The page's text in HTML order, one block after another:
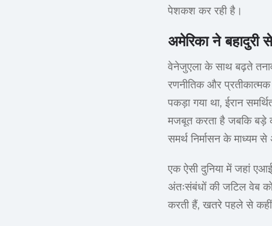
पेशकश कर रही है।
अमेरिका ने
वेनेजुएला के साथ बढ़ते
रणनीतिक और
पकड़ा गया था, ईरान
मजबूत करता है जबकि बड़े
समर्थ निर्मासन के माध्यम
एक ऐसी दुनिया में जहां
अंतःसंबंधों की जटिल वेब
करती हैं, खतरे पहले से